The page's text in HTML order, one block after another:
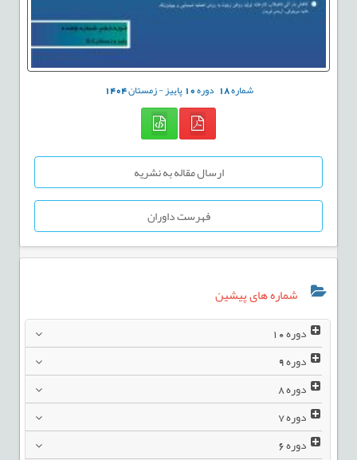
شماره18 دوره10پاییز - زمستان1404
ارسال مقاله به نشریه
فهرست داوران
شماره های پیشین
دوره10
دوره9
دوره8
دوره7
دوره6